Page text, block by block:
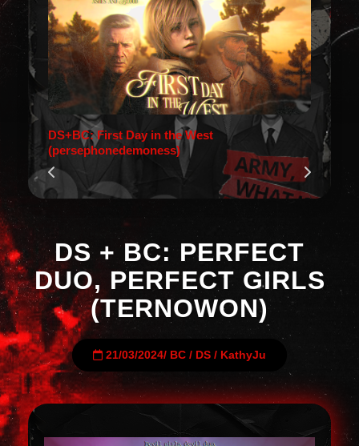
DS+BC: First Day in the West
(persephonedemoness)
DS + BC: PERFECT
DUO, PERFECT GIRLS
(TERNOWON)
21/03/2024/ BC / DS / KathyJu